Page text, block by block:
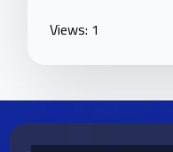
Views: 1